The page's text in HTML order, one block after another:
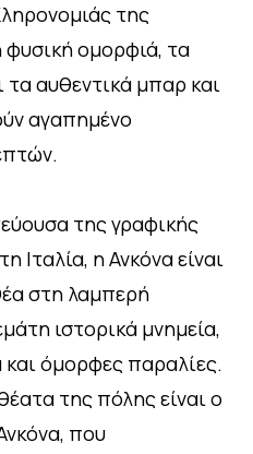
της
φυσική ομορφιά, τα
τα αυθεντικά μπαρ και
αγαπημένο
της γραφικής
Ιταλία, η Ανκόνα είναι
στη λαμπερή
ιστορικά μνημεία,
όμορφες παραλίες.
της πόλης είναι ο
που